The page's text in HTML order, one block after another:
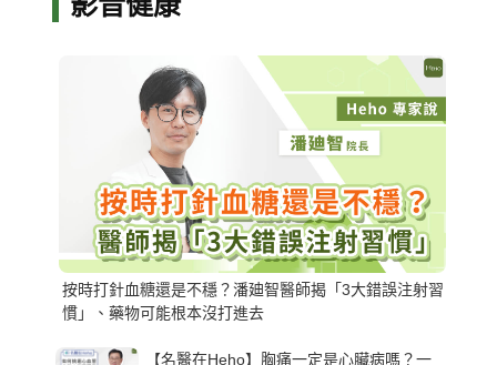
按時打針血糖還是不穩？潘廸智醫師揭「3大錯誤注射習
慣」、藥物可能根本沒打進去
【名醫在Heho】胸痛一定是心臟病嗎？一